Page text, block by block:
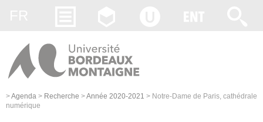
>Agenda > Recherche >Année 2020-2021 > Notre-Dame de Paris, cathédrale
numérique